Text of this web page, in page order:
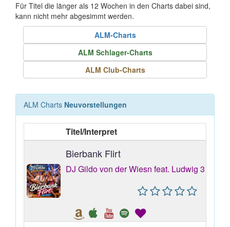
Für Titel die länger als 12 Wochen in den Charts dabei sind,
kann nicht mehr abgesimmt werden.
ALM-Charts
ALM Schlager-Charts
ALM Club-Charts
ALM Charts Neuvorstellungen
Titel/Interpret
Bierbank Flirt
DJ Gildo von der Wiesn feat. Ludwig 3